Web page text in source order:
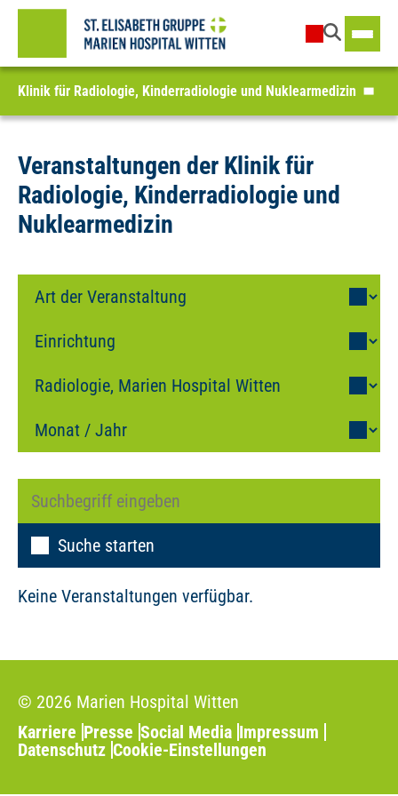
Klinik für Radiologie, Kinderradiologie und Nuklearmedizin
Veranstaltungen der Klinik für
Radiologie, Kinderradiologie und
Nuklearmedizin
Suche starten
Keine Veranstaltungen verfügbar.
© 2026 Marien Hospital Witten
Karriere Presse Social Media Impressum
Datenschutz Cookie-Einstellungen